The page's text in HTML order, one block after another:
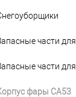
части
части
фары CA53